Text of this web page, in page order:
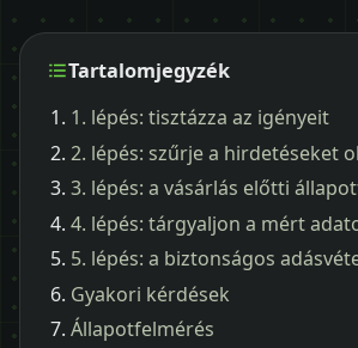
Tartalomjegyzék
1. lépés: tisztázza az igényeit
2. lépés: szűrje a hirdetéseket
3. lépés: a vásárlás előtti
4. lépés: tárgyaljon a mért
5. lépés: a biztonságos
Gyakori kérdések
Állapotfelmérés